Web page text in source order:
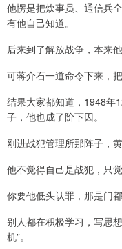
他愣是把炊事员、通信兵
有他自己知道。
后来到了解放战争，本来
可蒋介石一道命令下来，
结果大家都知道，1948年
子，他也成了阶下囚。
刚进战犯管理所那阵子，
他不觉得自己是战犯，只
你要他低头认罪，那是门都
别人都在积极学习，写思
机”。